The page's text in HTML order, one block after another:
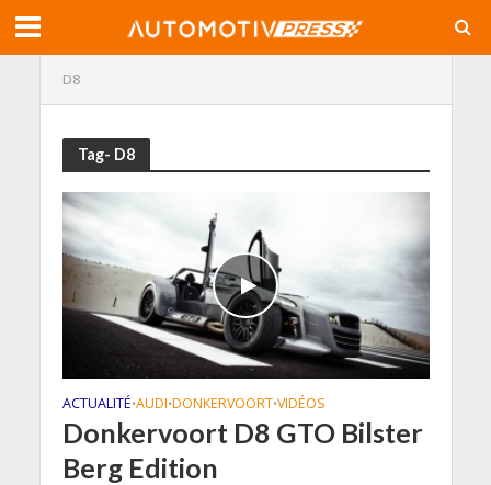
D8
Tag- D8
ACTUALITÉ•AUDI•DONKERVOORT•VIDÉOS
Donkervoort D8 GTO Bilster
Berg Edition